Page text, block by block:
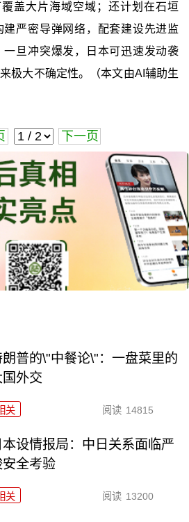
盖大片海域空域；还计划在石垣
建严密导弹网络，配套建设先进监
旦冲突爆发，日本可迅速发动袭
极大不确定性。（本文由AI辅助生
下一页
朗普的\"中餐论\"：一盘菜里的
国外交
关 阅读 14815
本设情报局：中日关系面临严
安全考验
关 阅读 13200